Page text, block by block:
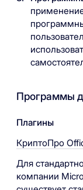
Программы
Плагины
КриптоПро
Для
компании